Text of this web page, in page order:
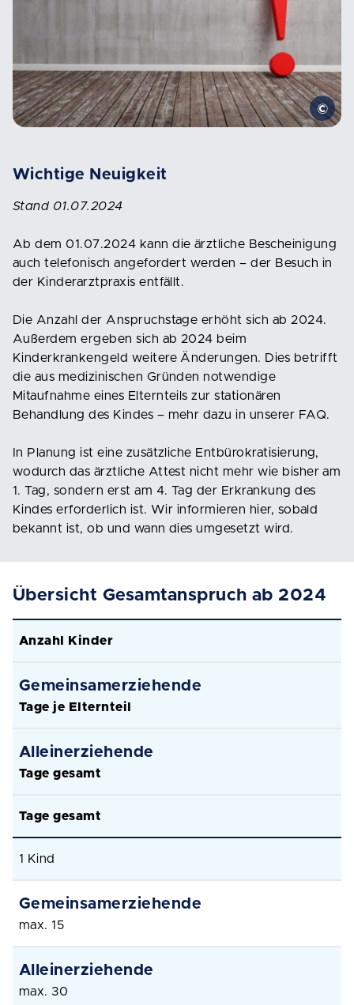
Wichtige Neuigkeit
Stand 01.07.2024
Ab dem 01.07.2024 kann die ärztliche Bescheinigung
auch telefonisch angefordert werden – der Besuch in
der Kinderarztpraxis entfällt.
Die Anzahl der Anspruchstage erhöht sich ab 2024.
Außerdem ergeben sich ab 2024 beim
Kinderkrankengeld weitere Änderungen. Dies betrifft
die aus medizinischen Gründen notwendige
Mitaufnahme eines Elternteils zur stationären
Behandlung des Kindes – mehr dazu in unserer FAQ.
In Planung ist eine zusätzliche Entbürokratisierung,
wodurch das ärztliche Attest nicht mehr wie bisher am
1. Tag, sondern erst am 4. Tag der Erkrankung des
Kindes erforderlich ist. Wir informieren hier, sobald
bekannt ist, ob und wann dies umgesetzt wird.
Übersicht Gesamtanspruch ab 2024
Anzahl Kinder
Tage je Elternteil
Tage gesamt
Tage gesamt
1 Kind
max. 15
max. 30